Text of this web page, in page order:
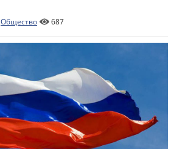
Общество 687